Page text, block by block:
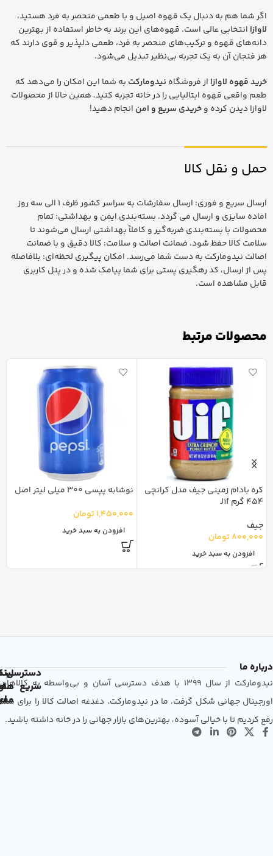
اگر شما هم به دنبال یک قهوه اصیل و با طعمی منحصر به فرد هستید،
لاوازا انتخابی عالی است. قهوه‌های این برند به خاطر استفاده از بهترین
دانه‌های قهوه و ترکیب‌های منحصر به فرد، طعمی دلپذیر و قوی دارند که
هر فنجان آن به یک تجربه بی‌نظیر تبدیل می‌شود.
خرید قهوه لاوازا از فروشگاه نیدومارکت به شما این امکان را می‌دهد که
طعم واقعی قهوه ایتالیایی را در خانه تجربه کنید. همین حالا از محصولات
لاوازا دیدن کرده وخریدی سریع و امن انجام دهید!
حمل و نقل کالا
ارسال سریع و فوری: ارسال سفارشات به سراسر کشور ظرف 1 الی سه روز
اماده سایزی و ارسال می گردد. بسته‌بندی ایمن و بهداشتی: تمام
محصولات با بسته‌بندی ضربه‌گیر و کاملاً بهداشتی ارسال می‌شوند تا
سلامت کالا حفظ شود. ضمانت اصالت و سلامت: کالا دقیق و با ضمانت
اصالت نیدومارکت به دست شما می‌رسد. امکان پیگیری لحظه‌ای: بلافاصله
پس از ارسال، کد رهگیری پستی برای شما پیامک شده و در پنل کاربری
قابل مشاهده است.
محصولات مرتبط
کره بادام زمینی جیف مدل کرانچی
454 گرم Jif
جیف
800,000تومان
افزودن به سبد خرید
نوشابه پپسی 300 میلی لیتر اصل
1,450,000تومان
افزودن به سبد خرید
درباره ما
نیدومارکت از سال 1399 با هدف دسترسی آسان و بی‌واسطه به کالاهای
اورجینال جهانی شکل گرفت. ما در نیدومارکت، دغدغه اصالت کالا را برای شما
رفع کردیم تا با خیالی آسوده، بهترین‌های بازار جهانی را در خانه داشته باشید.
دسترسی
سریع